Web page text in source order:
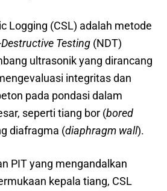
Logging (CSL) adalah metode
Testing (NDT)
ultrasonik yang dirancang
integritas dan
pada pondasi dalam
seperti tiang bor (bored
diafragma (diaphragm wall).
PIT yang mengandalkan
kepala tiang, CSL